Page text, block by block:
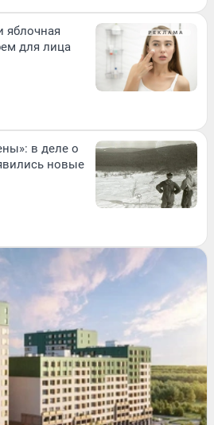
яблочная
для лица
в деле о
новые